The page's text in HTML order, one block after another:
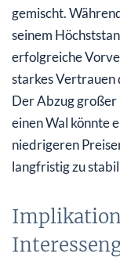
gemischt.
seinem
erfolgreiche
starkes Vertrauen
Der Abzug großer
einen Wal könnte
niedrigeren
langfristig zu